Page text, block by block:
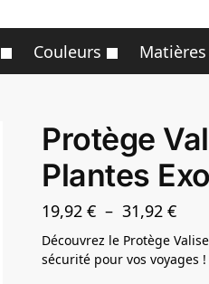
Couleurs Matières
Protège
Plantes
19,92€ – 31,92€
Découvrez le Protège
sécurité pour vos voyages !